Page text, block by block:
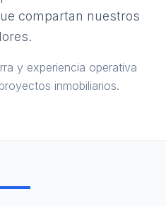
compartan nuestros
y experiencia operativa
inmobiliarios.